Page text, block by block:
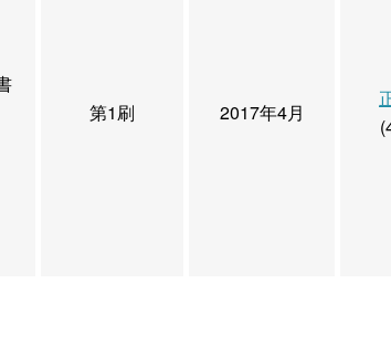
第1刷 2017年4月